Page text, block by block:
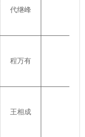
代继峰
程万有
王相成